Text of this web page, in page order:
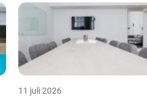
11 juli 2026